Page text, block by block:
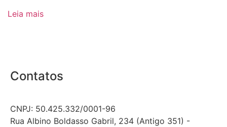
Leia mais
Contatos
CNPJ: 50.425.332/0001-96
Rua Albino Boldasso Gabril, 234 (Antigo 351) -